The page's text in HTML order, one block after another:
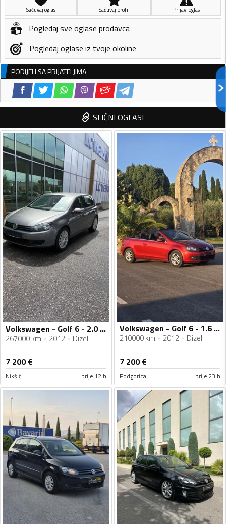
Sačuvaj oglas Sačuvaj profil Prijavi oglas
Pogledaj sve oglase prodavca
Pogledaj oglase iz tvoje okoline
PODIJELI SA PRIJATELJIMA
SLIČNI OGLASI
Volkswagen - Golf 6 - 2.0 TDI
267000 km 2012 Dizel
7 200€
Nikšić prije 12 h
Volkswagen - Golf 6 - 1.6 tdi
210000 km 2012 Dizel
7 200€
Podgorica prije 23 h